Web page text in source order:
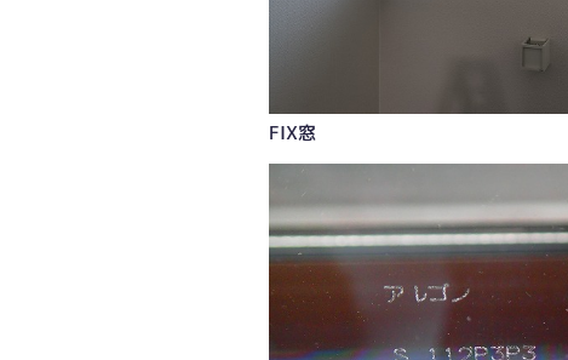
FIX窓